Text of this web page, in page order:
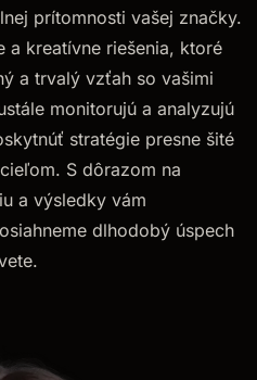
prítomnosti vašej značky.
a kreatívne riešenia, ktoré
a trvalý vzťah so vašimi
monitorujú a analyzujú
stratégie presne šité
S dôrazom na
a výsledky vám
dlhodobý úspech